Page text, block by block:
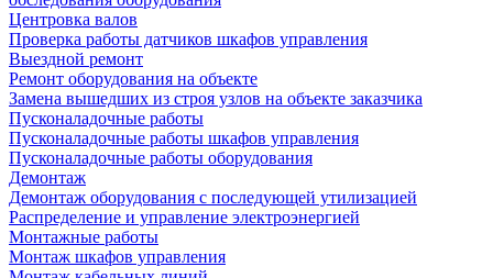
Центровка валов
Проверка работы датчиков шкафов управления
Выездной ремонт
Ремонт оборудования на объекте
Замена вышедших из строя узлов на объекте заказчика
Пусконаладочные работы
Пусконаладочные работы шкафов управления
Пусконаладочные работы оборудования
Демонтаж
Демонтаж оборудования с последующей утилизацией
Распределение и управление электроэнергией
Монтажные работы
Монтаж шкафов управления